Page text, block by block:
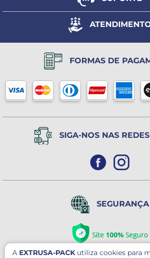
A EXTRUSA-PACKutiliza cookies para
Fale Conosco
Minha Conta
Formas de pagamento
Regulamento frete
Política de Trocas ou
(11) 2198-3600
(11) 94504-2869
Horário de
de 2ª a 6ª feira
Das 9h às 17h
(Exceto Feriados)
FORMAS DE
SIGA-NOS NAS
SEGURANÇA